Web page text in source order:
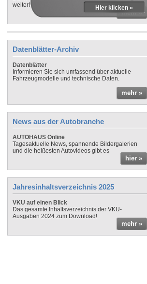
weiter!
mehr »
Hier klicken »
Datenblätter-Archiv
Datenblätter
Informieren Sie sich umfassend über aktuelle
Fahrzeugmodelle und technische Daten.
mehr »
News aus der Autobranche
AUTOHAUS Online
Tagesaktuelle News, spannende Bildergalerien
und die heißesten Autovideos gibt es
hier »
Jahresinhaltsverzeichnis 2025
VKU auf einen Blick
Das gesamte Inhaltsverzeichnis der VKU-
Ausgaben 2024 zum Download!
mehr »